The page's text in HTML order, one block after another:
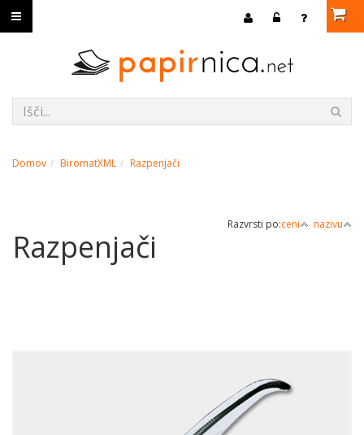
Domov BiromatXML Razpenjači
Razvrsti po:ceni nazivu
Razpenjači